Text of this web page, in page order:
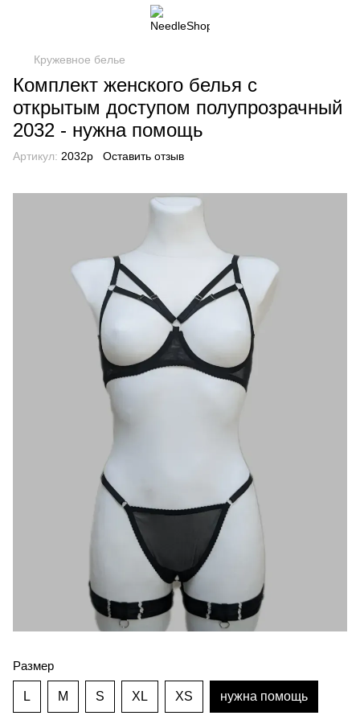
Кружевное белье
Комплект женского белья с
открытым доступом полупрозрачный
2032 - нужна помощь
Артикул: 2032p Оставить отзыв
Размер
L M S XL XS нужна помощь